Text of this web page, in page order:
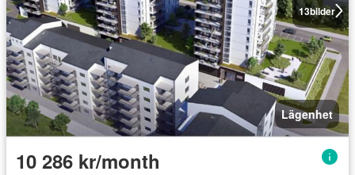
13bilder
Lägenhet
10 286 kr/month